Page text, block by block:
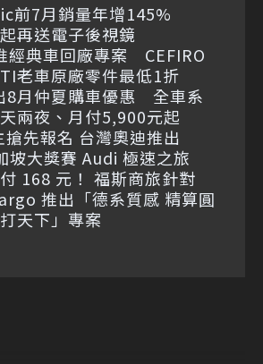
前7月銷量年增145%
再送電子後視鏡
經典車回廠專案 CEFIRO
老車原廠零件最低1折
8月仲夏購車優惠 全車系
兩夜、月付5,900元起
先報名 台灣奧迪推出
坡大獎賽 Audi 極速之旅
168 元！ 福斯商旅針對
推出「德系質感 精算圓
天下」專案